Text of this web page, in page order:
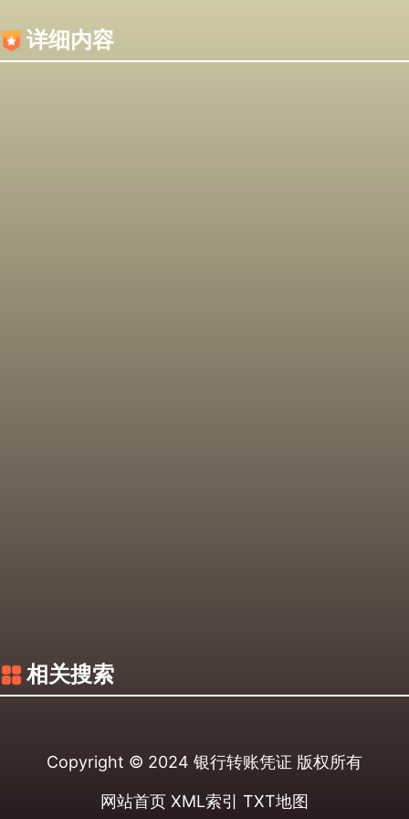
详细内容
相关搜索
Copyright © 2024 银行转账凭证 版权所有
网站首页 XML索引 TXT地图